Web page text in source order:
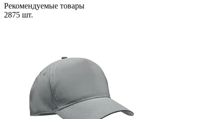
Рекомендуемые товары
2875 шт.